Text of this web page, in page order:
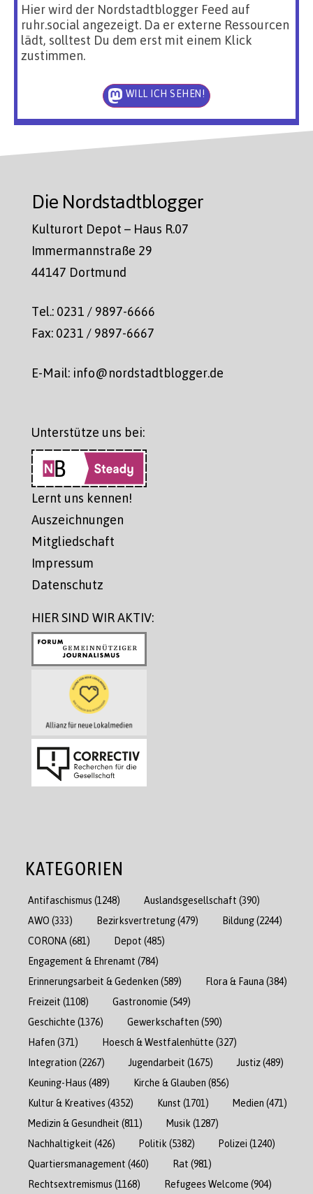
Hier wird der Nordstadtblogger Feed auf
ruhr.social angezeigt. Da er externe Ressourcen
lädt, solltest Du dem erst mit einem Klick
zustimmen.
WILL ICH SEHEN!
Die Nordstadtblogger
Kulturort Depot – Haus R.07
Immermannstraße 29
44147 Dortmund
Tel.: 0231 / 9897-6666
Fax: 0231 / 9897-6667
E-Mail: info@nordstadtblogger.de
Unterstütze uns bei:
Lernt uns kennen!
Auszeichnungen
Mitgliedschaft
Impressum
Datenschutz
HIER SIND WIR AKTIV:
KATEGORIEN
Antifaschismus (1248) Auslandsgesellschaft (390)
AWO (333) Bezirksvertretung(479) Bildung(2244)
CORONA(681) Depot (485)
Engagement & Ehrenamt (784)
Erinnerungsarbeit & Gedenken (589) Flora & Fauna (384)
Freizeit (1108) Gastronomie (549)
Geschichte (1376) Gewerkschaften (590)
Hafen (371) Hoesch & Westfalenhütte (327)
Integration (2267) Jugendarbeit (1675) Justiz(489)
Keuning-Haus (489) Kirche & Glauben (856)
Kultur & Kreatives (4352) Kunst (1701) Medien (471)
Medizin & Gesundheit (811) Musik(1287)
Nachhaltigkeit (426) Politik(5382) Polizei (1240)
Quartiersmanagement (460) Rat (981)
Rechtsextremismus (1168) Refugees Welcome (904)